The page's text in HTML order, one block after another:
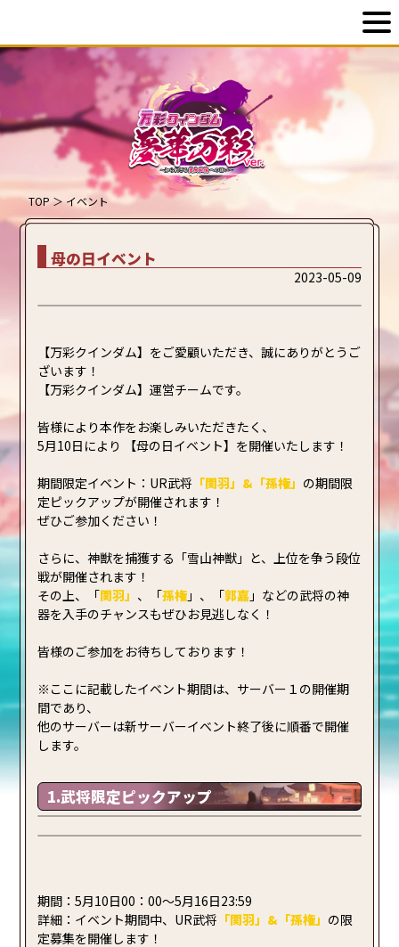
TOP＞イベント
母の日イベント
2023-05-09
【万彩クインダム】をご愛顧いただき、誠にありがとうご
ざいます！
【万彩クインダム】運営チームです。
皆様により本作をお楽しみいただきたく、
5月10日により 【母の日イベント】を開催いたします！
期間限定イベント：UR武将 「関羽」&「孫権」 の期間限
定ピックアップが開催されます！
ぜひご参加ください！
さらに、神獣を捕獲する「雪山神獣」と、上位を争う段位
戦が開催されます！
その上、「関羽」 、「孫権 」、「郭嘉 」などの武将の神
器を入手のチャンスもぜひお見逃しなく！
皆様のご参加をお待ちしております！
※ここに記載したイベント期間は、サーバー１の開催期
間であり、
他のサーバーは新サーバーイベント終了後に順番で開催
します。
1.武将限定ピックアップ
期間：5月10日00：00～5月16日23:59
詳細：イベント期間中、UR武将 「関羽」&「孫権」 の限
定募集を開催します！